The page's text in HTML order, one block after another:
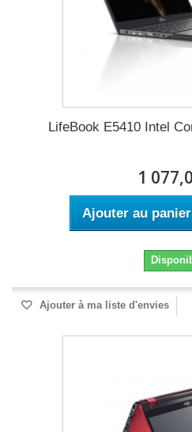
LifeBook E5410 Intel
1
Ajouter au panier
Ajouter à ma liste d'envies